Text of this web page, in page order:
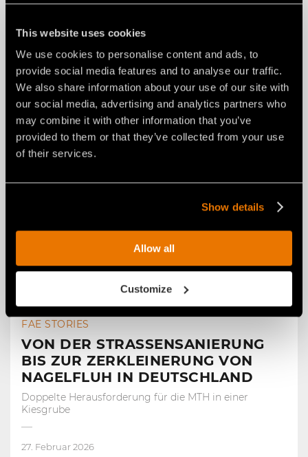
This website uses cookies
We use cookies to personalise content and ads, to
provide social media features and to analyse our traffic.
We also share information about your use of our site with
our social media, advertising and analytics partners who
may combine it with other information that you’ve
provided to them or that they’ve collected from your use
of their services.
Show details
Allow all
Customize
FAE STORIES
VON DER STRASSENSANIERUNG
BIS ZUR ZERKLEINERUNG VON
NAGELFLUH IN DEUTSCHLAND
Doppelte Herausforderung für die MTH in einer
Kiesgrube
27. Februar 2026